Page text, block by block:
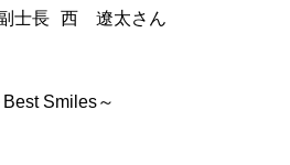
士長 西 遼太さん
Smiles～